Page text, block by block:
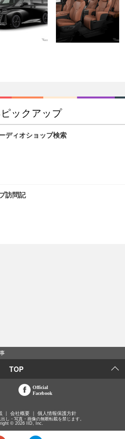
ックアップ
ディオショップ検索
訪問記
TOP
Official
Facebook
会社概要 個人情報保護方針
し・写真・画像の無断転載を禁じます。
© 2026 IID, Inc.